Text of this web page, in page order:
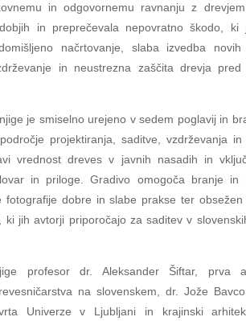
in odgovornemu ravnanju z
in preprečevala nepovratno škodo, ki
načrtovanje, slaba izvedba novih
in neustrezna zaščita drevja
je smiselno urejeno v sedem poglavij in
projektiranja, saditve, vzdrževanja in
vrednost dreves v javnih nasadih in
in priloge. Gradivo omogoča branje in
fotografije dobre in slabe prakse ter obsežen
ki jih avtorji priporočajo za saditev v
profesor dr. Aleksander Šiftar, prva
na slovenskem, dr. Jože
Univerze v Ljubljani in krajinski